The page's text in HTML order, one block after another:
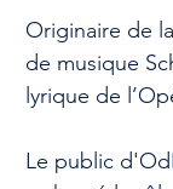
Originaire de
de musique
lyrique de
Le public